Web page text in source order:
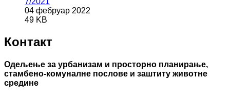
04 фебруар 2022
49 KB
Контакт
Одељење за урбанизам и просторно планирање,
стамбено-комуналне послове и заштиту животне
средине